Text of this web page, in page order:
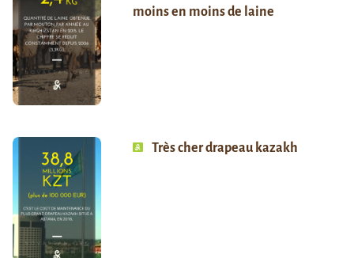
moins en moins de laine
Très cher drapeau kazakh